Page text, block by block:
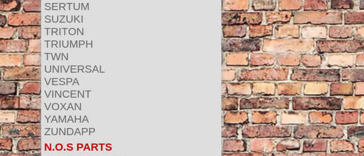
SERTUM
SUZUKI
TRITON
TRIUMPH
TWN
UNIVERSAL
VESPA
VINCENT
VOXAN
YAMAHA
ZUNDAPP
N.O.S PARTS